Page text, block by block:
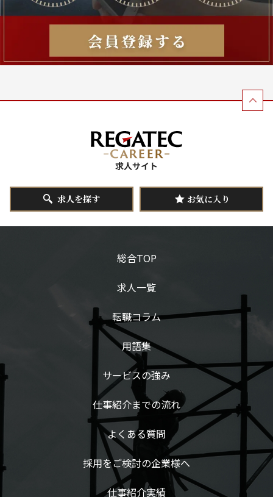
求人を探す お気に入り
総合TOP
求人一覧
転職コラム
用語集
サービスの強み
仕事紹介までの流れ
よくある質問
採用をご検討の企業様へ
仕事紹介実績